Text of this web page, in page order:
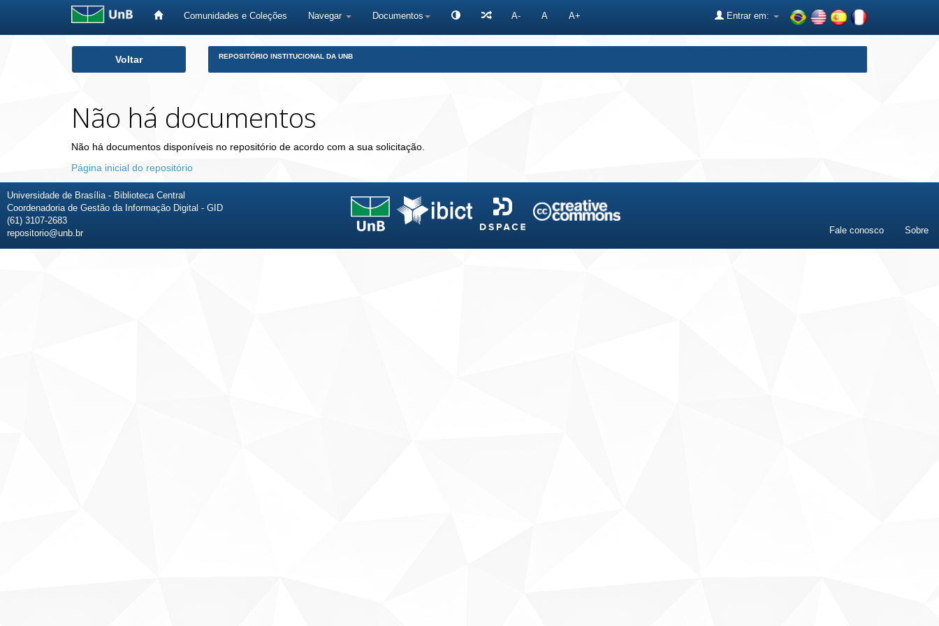
Comunidades e Coleções Navegar Documentos A- A A+ Entrar em:
Voltar REPOSITÓRIO INSTITUCIONAL DA UNB
Não há documentos
Não há documentos disponíveis no repositório de acordo com a sua solicitação.
Página inicial do repositório
Universidade de Brasília - Biblioteca Central
Coordenadoria de Gestão da Informação Digital - GID
(61) 3107-2683
repositorio@unb.br
Fale conosco Sobre